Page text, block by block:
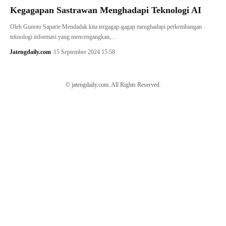
Kegagapan Sastrawan Menghadapi Teknologi AI
Oleh Gunoto Saparie Mendadak kita tergagap-gagap menghadapi perkembangan
teknologi informasi yang mencengangkan,…
Jatengdaily.com 15 September 2024 15:58
© jatengdaily.com. All Rights Reserved.